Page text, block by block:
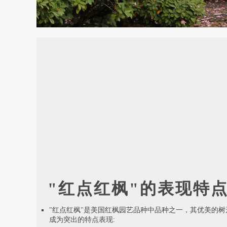
"红点红枫"的表现特
"红点红枫"是美国红枫园艺品种中品种之一，其优美的树
成为突出的特点表现: